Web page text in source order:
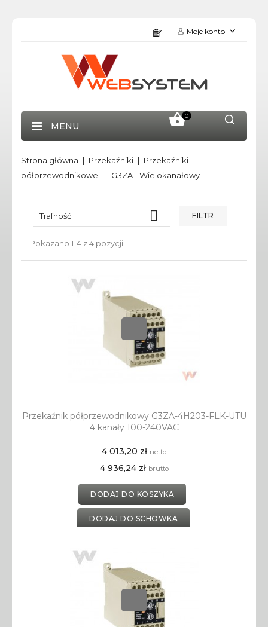
Moje konto
0
MENU
Strona główna Przekaźniki
Przekaźniki
półprzewodnikowe
G3ZA - Wielokanałowy
Trafność  FILTR
Pokazano 1-4 z 4 pozycji
Przekaźnik półprzewodnikowy G3ZA-4H203-FLK-UTU
4 kanały 100-240VAC
4 013,20 zł netto
4 936,24 zł brutto
DODAJ DO KOSZYKA
DODAJ DO SCHOWKA